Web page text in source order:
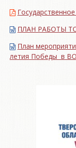
ПЛАН РАБОТЫ
План
летия Победы в